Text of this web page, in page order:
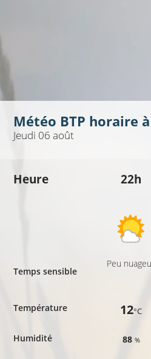
Météo BTP horaire à
Jeudi 06 août
Heure
Temps sensible
Température
Humidité
22h
Peu
12°C
88 %